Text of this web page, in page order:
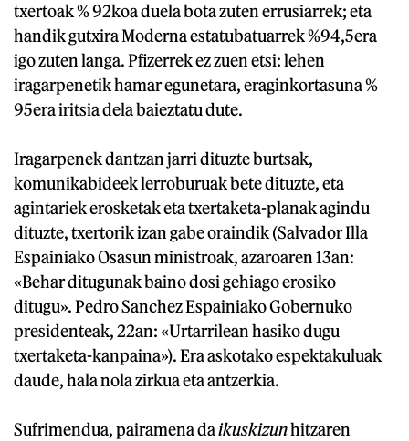
txertoak % 92koa duela bota zuten errusiarrek; eta
handik gutxira Moderna estatubatuarrek %94,5era
igo zuten langa. Pfizerrek ez zuen etsi: lehen
iragarpenetik hamar egunetara, eraginkortasuna %
95era iritsia dela baieztatu dute.
Iragarpenek dantzan jarri dituzte burtsak,
komunikabideek lerroburuak bete dituzte, eta
agintariek erosketak eta txertaketa-planak agindu
dituzte, txertorik izan gabe oraindik (Salvador Illa
Espainiako Osasun ministroak, azaroaren 13an:
«Behar ditugunak baino dosi gehiago erosiko
ditugu». Pedro Sanchez Espainiako Gobernuko
presidenteak, 22an: «Urtarrilean hasiko dugu
txertaketa-kanpaina»). Era askotako espektakuluak
daude, hala nola zirkua eta antzerkia.
Sufrimendua, pairamena daikuskizunhitzaren